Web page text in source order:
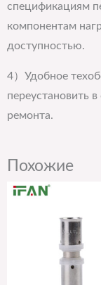
спецификациям
компонентам
доступностью.
4）Удобное
переустановить
ремонта.
Похожие